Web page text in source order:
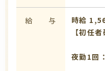
給 与
時給
【初任者
夜勤1回